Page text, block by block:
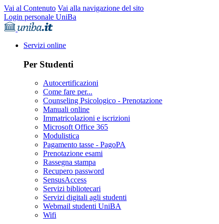
Vai al Contenuto Vai alla navigazione del sito
Login personale UniBa
Servizi online
Per Studenti
Autocertificazioni
Come fare per...
Counseling Psicologico - Prenotazione
Manuali online
Immatricolazioni e iscrizioni
Microsoft Office 365
Modulistica
Pagamento tasse - PagoPA
Prenotazione esami
Rassegna stampa
Recupero password
SensusAccess
Servizi bibliotecari
Servizi digitali agli studenti
Webmail studenti UniBA
Wifi